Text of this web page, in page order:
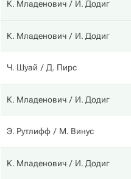
К. Младенович И. Додиг
К. Младенович И. Додиг
Ч. Шуай Д. Пирс
К. Младенович И. Додиг
Э. Рутлифф М. Винус
К. Младенович И. Додиг